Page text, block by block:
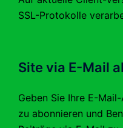
SSL-Protokolle
Site via E-Mail
Geben Sie Ihre E-
zu abonnieren und